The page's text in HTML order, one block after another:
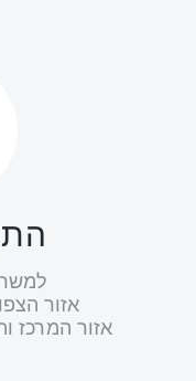
למשרדים:
אזור הצפון,
אזור המרכז והדרום,